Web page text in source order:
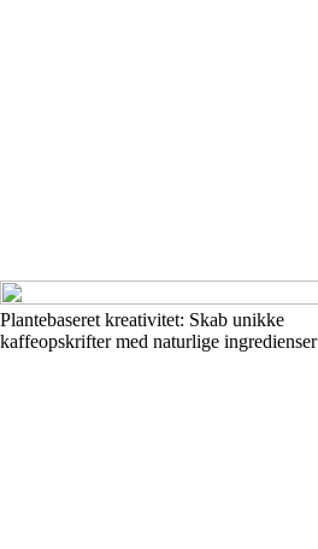
Plantebaseret kreativitet: Skab unikke
kaffeopskrifter med naturlige ingredienser